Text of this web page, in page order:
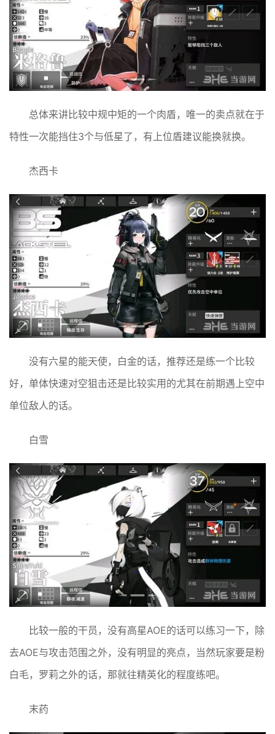
总体来讲比较中规中矩的一个肉盾，唯一的卖点就在于
特性一次能挡住3个与低星了，有上位盾建议能换就换。
杰西卡
没有六星的能天使，白金的话，推荐还是练一个比较
好，单体快速对空狙击还是比较实用的尤其在前期遇上空中
单位敌人的话。
白雪
比较一般的干员，没有高星AOE的话可以练习一下，除
去AOE与攻击范围之外，没有明显的亮点，当然玩家要是粉
白毛，罗莉之外的话，那就往精英化的程度练吧。
末药